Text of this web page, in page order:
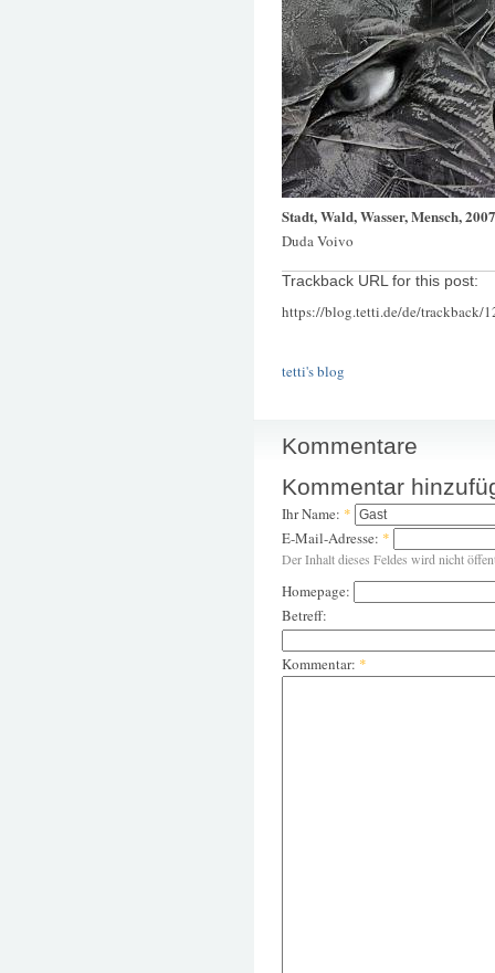
Stadt, Wald, Wasser, Mensch,
Duda Voivo
Trackback URL for this post:
https://blog.tetti.de/de/trackback/
tetti's blog
Kommentare
Kommentar
Ihr Name: *
E-Mail-Adresse: *
Der Inhalt dieses Feldes wird nicht
Homepage:
Betreff:
Kommentar: *